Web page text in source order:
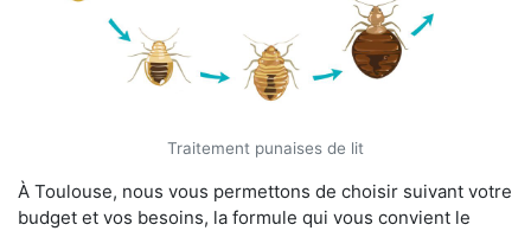
Traitement punaises de lit
À Toulouse, nous vous permettons de choisir suivant votre
budget et vos besoins, la formule qui vous convient le